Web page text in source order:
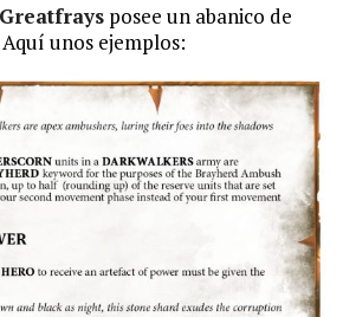
Greatfrays posee un abanico de
unos ejemplos: